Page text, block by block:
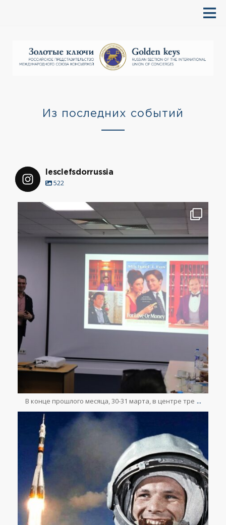
Из последних событий
lesclefsdorrussia
522
lesclefsdorrussia
Апр 19
В конце прошлого месяца, 30-31 марта, в центре тре ...
lesclefsdorrussia